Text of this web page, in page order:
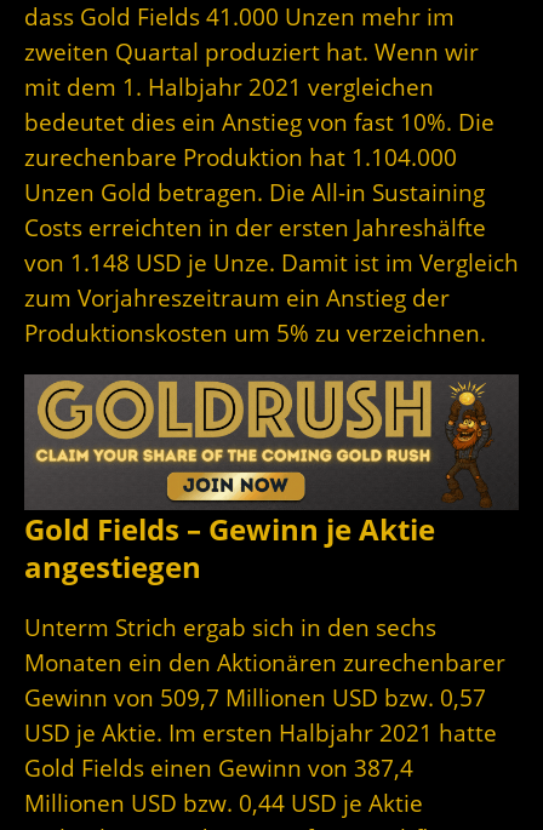
dass Gold Fields 41.000 Unzen mehr im
zweiten Quartal produziert hat. Wenn wir
mit dem 1. Halbjahr 2021 vergleichen
bedeutet dies ein Anstieg von fast 10%. Die
zurechenbare Produktion hat 1.104.000
Unzen Gold betragen. Die All-in Sustaining
Costs erreichten in der ersten Jahreshälfte
von 1.148 USD je Unze. Damit ist im Vergleich
zum Vorjahreszeitraum ein Anstieg der
Produktionskosten um 5% zu verzeichnen.
Gold Fields – Gewinn je Aktie
angestiegen
Unterm Strich ergab sich in den sechs
Monaten ein den Aktionären zurechenbarer
Gewinn von 509,7 Millionen USD bzw. 0,57
USD je Aktie. Im ersten Halbjahr 2021 hatte
Gold Fields einen Gewinn von 387,4
Millionen USD bzw. 0,44 USD je Aktie